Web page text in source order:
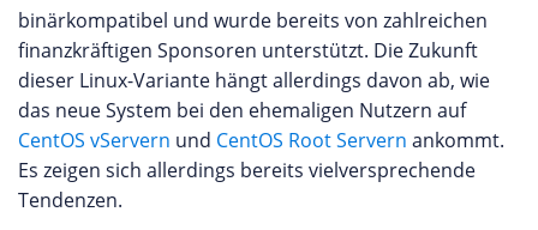
binärkompatibel und wurde bereits von zahlreichen
finanzkräftigen Sponsoren unterstützt. Die Zukunft
dieser Linux-Variante hängt allerdings davon ab, wie
das neue System bei den ehemaligen Nutzern auf
CentOS vServern und CentOS Root Servern ankommt.
Es zeigen sich allerdings bereits vielversprechende
Tendenzen.